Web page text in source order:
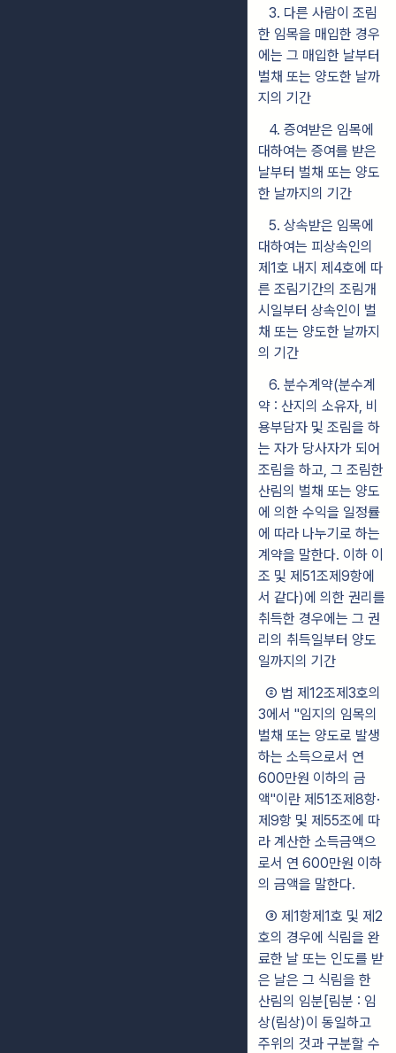
3. 다른 사람이 조림
한 임목을 매입한 경우
에는 그 매입한 날부터
벌채 또는 양도한 날까
지의 기간
4. 증여받은 임목에
대하여는 증여를 받은
날부터 벌채 또는 양도
한 날까지의 기간
5. 상속받은 임목에
대하여는 피상속인의
제1호 내지 제4호에 따
른 조림기간의 조림개
시일부터 상속인이 벌
채 또는 양도한 날까지
의 기간
6. 분수계약(분수계
약 : 산지의 소유자, 비
용부담자 및 조림을 하
는 자가 당사자가 되어
조림을 하고, 그 조림한
산림의 벌채 또는 양도
에 의한 수익을 일정률
에 따라 나누기로 하는
계약을 말한다. 이하 이
조 및 제51조제9항에
서 같다)에 의한 권리를
취득한 경우에는 그 권
리의 취득일부터 양도
일까지의 기간
② 법 제12조제3호의
3에서 "임지의 임목의
벌채 또는 양도로 발생
하는 소득으로서 연
600만원 이하의 금
액"이란 제51조제8항·
제9항 및 제55조에 따
라 계산한 소득금액으
로서 연 600만원 이하
의 금액을 말한다.
③ 제1항제1호 및 제2
호의 경우에 식림을 완
료한 날 또는 인도를 받
은 날은 그 식림을 한
산림의 임분[림분 : 임
상(림상)이 동일하고
주위의 것과 구분할 수